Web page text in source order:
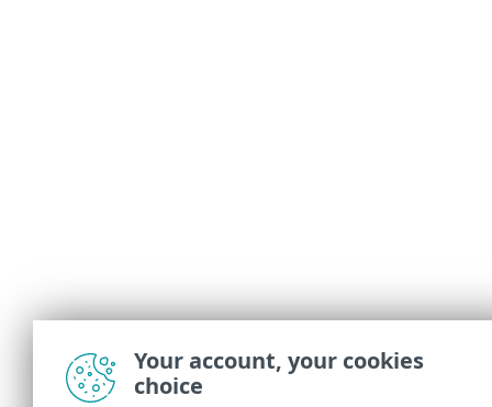
Your account, your cookies
choice